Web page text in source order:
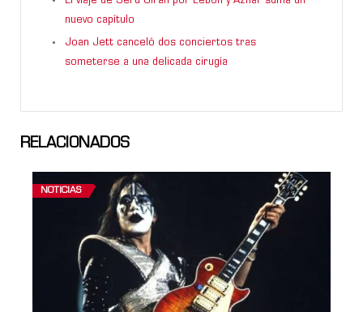
nuevo capítulo
Joan Jett canceló dos conciertos tras
someterse a una delicada cirugía
RELACIONADOS
NOTICIAS